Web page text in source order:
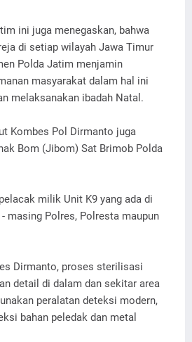
ini juga menegaskan, bahwa
di setiap wilayah Jawa Timur
Polda Jatim menjamin
masyarakat dalam hal ini
melaksanakan ibadah Natal.
Kombes Pol Dirmanto juga
Bom (Jibom) Sat Brimob Polda
milik Unit K9 yang ada di
masing Polres, Polresta maupun
Dirmanto, proses sterilisasi
detail di dalam dan sekitar area
peralatan deteksi modern,
bahan peledak dan metal